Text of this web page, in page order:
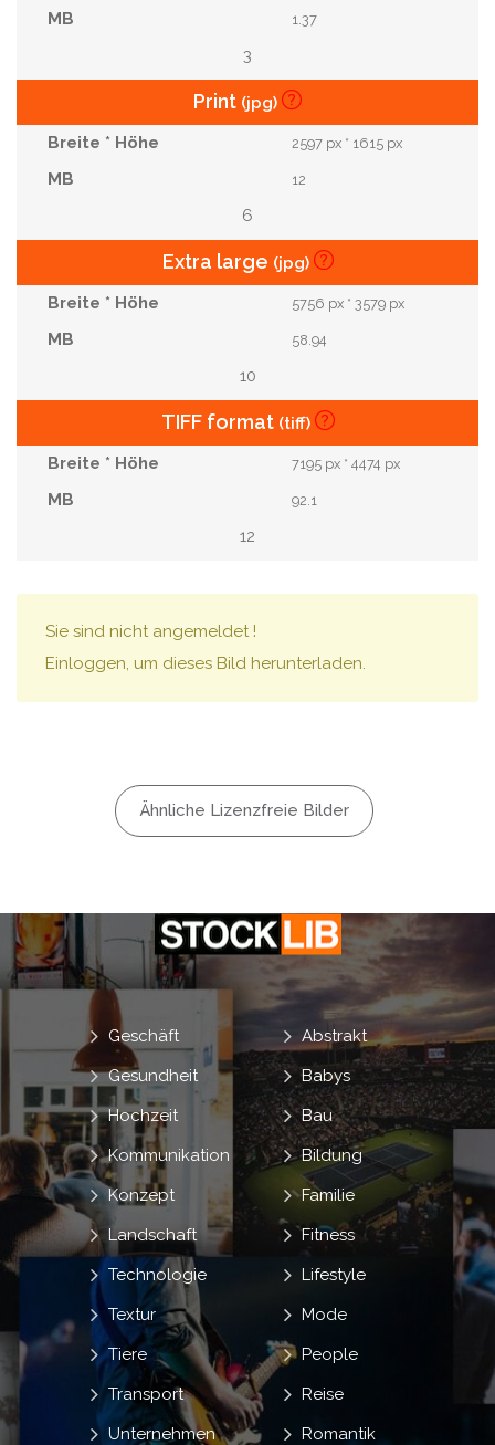
1.37
3
Print (jpg)
2597 px * 1615 px
12
6
Extra large (jpg)
5756 px * 3579 px
58.94
10
TIFF format (tiff)
7195 px * 4474 px
92.1
12
Sie sind nicht angemeldet !
Einloggen, um dieses Bild herunterladen.
Ähnliche Lizenzfreie Bilder
Abstrakt
Babys
Bau
Bildung
Familie
Fitness
Geschäft
Gesundheit
Hochzeit
Kommunikation
Konzept
Landschaft
Lifestyle
Mode
People
Reise
Romantik
Technologie
Textur
Tiere
Transport
Unternehmen